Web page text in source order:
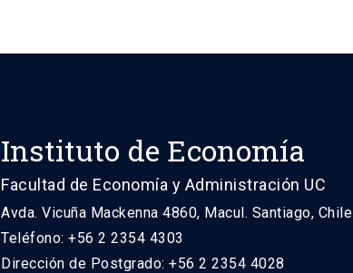
Instituto de Economía
Facultad de Economía y Administración UC
Avda. Vicuña Mackenna 4860, Macul. Santiago, Chile
Teléfono: +56 2 2354 4303
Dirección de Postgrado: +56 2 2354 4028